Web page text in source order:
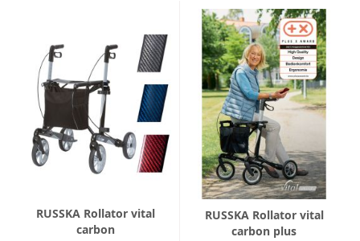
RUSSKA Rollator vital
carbon
RUSSKA Rollator vital
carbon plus